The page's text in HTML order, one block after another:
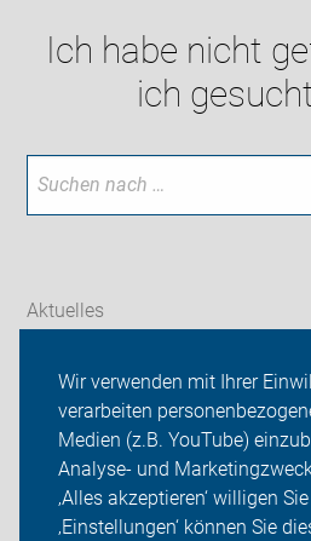
Wir verwenden mit Ihrer
verarbeiten
Medien (z.B. YouTube)
Analyse- und
‚Alles akzeptieren‘ willigen
‚Einstellungen‘ können Sie
Ich habe nicht
ich
Aktuelles
ADFC Bielefeld
Sei dabei
Presse